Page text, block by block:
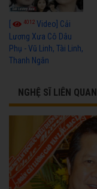
[ 4012 Video] Cải
Lương Xưa Cô Dâu
Phụ - Vũ Linh, Tài Linh,
Thanh Ngân
NGHỆ SĨ LIÊN QUAN